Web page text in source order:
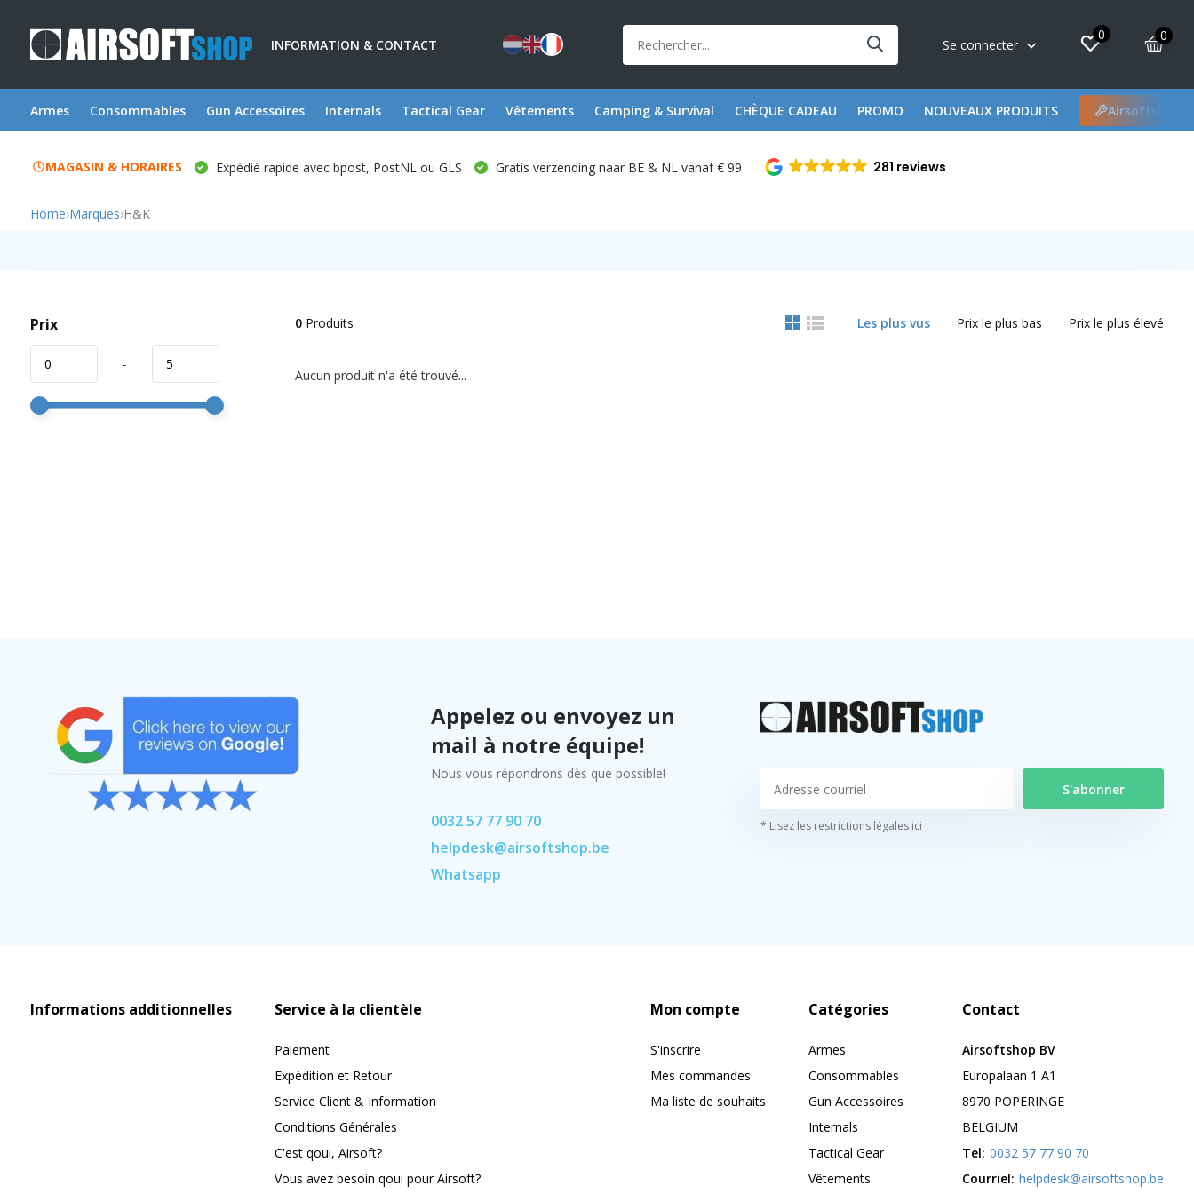
INFORMATION & CONTACT Se connecter
0 0
Armes Consommables Gun Accessoires Internals Tactical Gear Vêtements Camping & Survival CHÈQUE CADEAU PROMO NOUVEAUX PRODUITS Airsoftshop
MAGASIN & HORAIRES Expédié rapide avec bpost, PostNL ou GLS Gratis verzending naar BE & NL vanaf € 99 281 reviews
Home›Marques›H&K
Prix
-
0Produits Les plus vus Prix le plus bas Prix le plus élevé
Aucun produit n'a été trouvé...
Appelez ou envoyez un
mail à notre équipe!
Nous vous répondrons dès que possible!
0032 57 77 90 70
helpdesk@airsoftshop.be
Whatsapp
S'abonner
* Lisez les restrictions légales ici
Informations additionnelles Service à la clientèle
Paiement
Expédition et Retour
Service Client & Information
Conditions Générales
C'est qoui, Airsoft?
Vous avez besoin qoui pour Airsoft?
Mon compte
S'inscrire
Mes commandes
Ma liste de souhaits
Catégories
Armes
Consommables
Gun Accessoires
Internals
Tactical Gear
Vêtements
Contact
Airsoftshop BV
Europalaan 1 A1
8970 POPERINGE
BELGIUM
Tel: 0032 57 77 90 70
Courriel: helpdesk@airsoftshop.be